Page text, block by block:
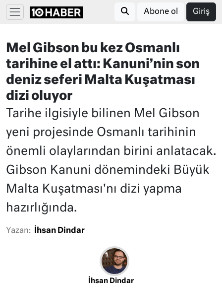
Abone ol Giriş
Mel Gibson bu kez Osmanlı
tarihine el attı: Kanuni’nin son
deniz seferi Malta Kuşatması
dizi oluyor
Tarihe ilgisiyle bilinen Mel Gibson
yeni projesinde Osmanlı tarihinin
önemli olaylarından birini anlatacak.
Gibson Kanuni dönemindeki Büyük
Malta Kuşatması'nı dizi yapma
hazırlığında.
Yazan: İhsan Dindar
İhsan Dindar